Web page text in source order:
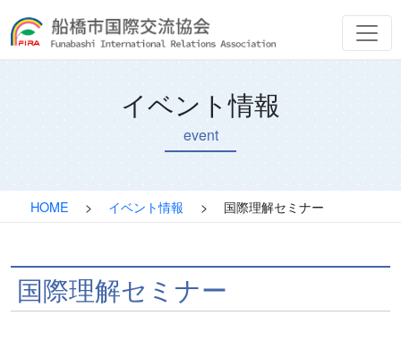
イベント情報
event
HOME > イベント情報 > 国際理解セミナー
国際理解セミナー